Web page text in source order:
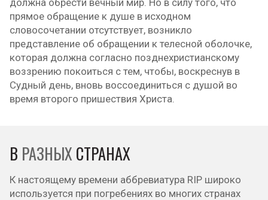
должна обрести вечный мир. Но в силу того, что
прямое обращение к душе в исходном
словосочетании отсутствует, возникло
представление об обращении к телесной оболочке,
которая должна согласно позднехристианскому
воззрению покоиться с тем, чтобы, воскреснув в
Судный день, вновь воссоединиться с душой во
время второго пришествия Христа.
В РАЗНЫХ СТРАНАХ
К настоящему времени аббревиатура RIP широко
используется при погребениях во многих странах